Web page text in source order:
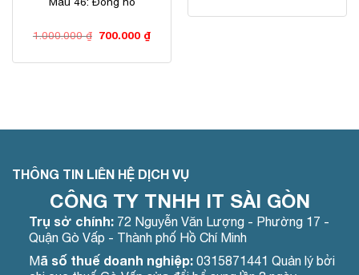
1.000.000₫ Giá
1.000.000 ₫.
700.000 ₫Giá
là:
2.000.000 ₫.là:
THÔNG TIN LIÊN HỆ DỊCH VỤ
CÔNG TY TNHH IT SÀI GÒN
Trụ sở chính:72 Nguyễn Văn Lượng - Phường 17 -
Quận Gò Vấp - Thành phố Hồ Chí Minh
Mã số thuế doanh nghiệp:0315871441 Quản lý bởi